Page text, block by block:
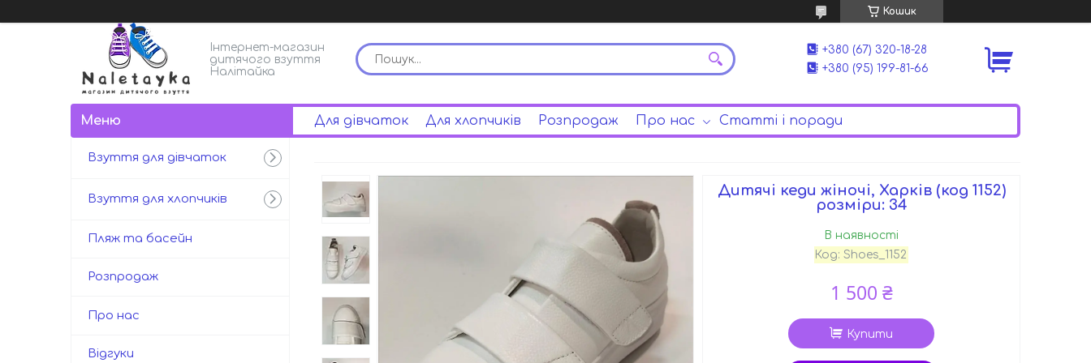
Кошик
Інтернет-магазин
дитячого взуття
Налітайка
+380 (67) 320-18-28
+380 (95) 199-81-66
Для дівчаток Для хлопчиків Розпродаж Про нас Статті і поради
Дитячі кеди жіночі, Харків (код 1152)
розміри: 34
В наявності
Код:Shoes_1152
1 500 ₴
Купити
Взуття для дівчаток
Взуття для хлопчиків
Пляж та басейн
Розпродаж
Про нас
Відгуки